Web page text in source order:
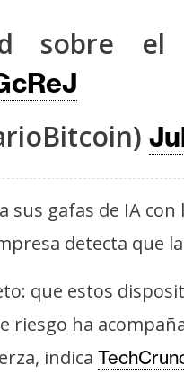
sobre el
gafas de IA
detecta que
que estos
riesgo ha
indica